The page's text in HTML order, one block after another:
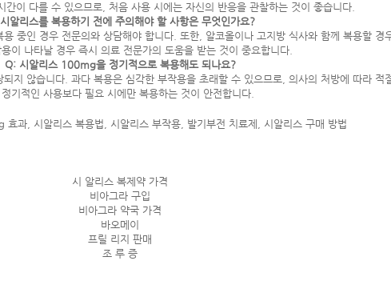
간이 다를 수 있으므로, 처음 사용 시에는 자신의 반응을 관찰하는 것이 좋습니다.
알리스를 복용하기 전에 주의해야 할 사항은 무엇인가요?
중인 경우 전문의와 상담해야 합니다. 또한, 알코올이나 고지방 식사와 함께 복용할 경
이 나타날 경우 즉시 의료 전문가의 도움을 받는 것이 중요합니다.
Q: 시알리스 100mg을 정기적으로 복용해도 되나요?
지 않습니다. 과다 복용은 심각한 부작용을 초래할 수 있으므로, 의사의 처방에 따라 적
기적인 사용보다 필요 시에만 복용하는 것이 안전합니다.
과, 시알리스 복용법, 시알리스 부작용, 발기부전 치료제, 시알리스 구매 방법
시 알리스 복제약 가격
비아그라 구입
비아그라 약국 가격
바오메이
프릴 리지 판매
조 루 증